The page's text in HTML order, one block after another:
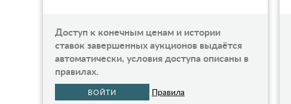
Доступ к конечным ценам и истории
ставок завершенных аукционов выдаётся
автоматически, условия доступа описаны в
правилах.
ВОЙТИ Правила